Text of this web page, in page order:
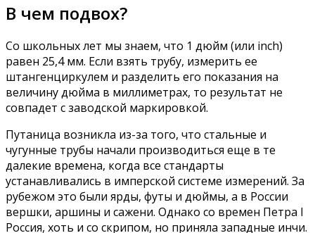
В чем подвох?
Со школьных лет мы знаем, что 1 дюйм (или inch)
равен 25,4 мм. Если взять трубу, измерить ее
штангенциркулем и разделить его показания на
величину дюйма в миллиметрах, то результат не
совпадет с заводской маркировкой.
Путаница возникла из-за того, что стальные и
чугунные трубы начали производиться еще в те
далекие времена, когда все стандарты
устанавливались в имперской системе измерений. За
рубежом это были ярды, футы и дюймы, а в России
вершки, аршины и сажени. Однако со времен Петра I
Россия, хоть и со скрипом, но приняла западные инчи.